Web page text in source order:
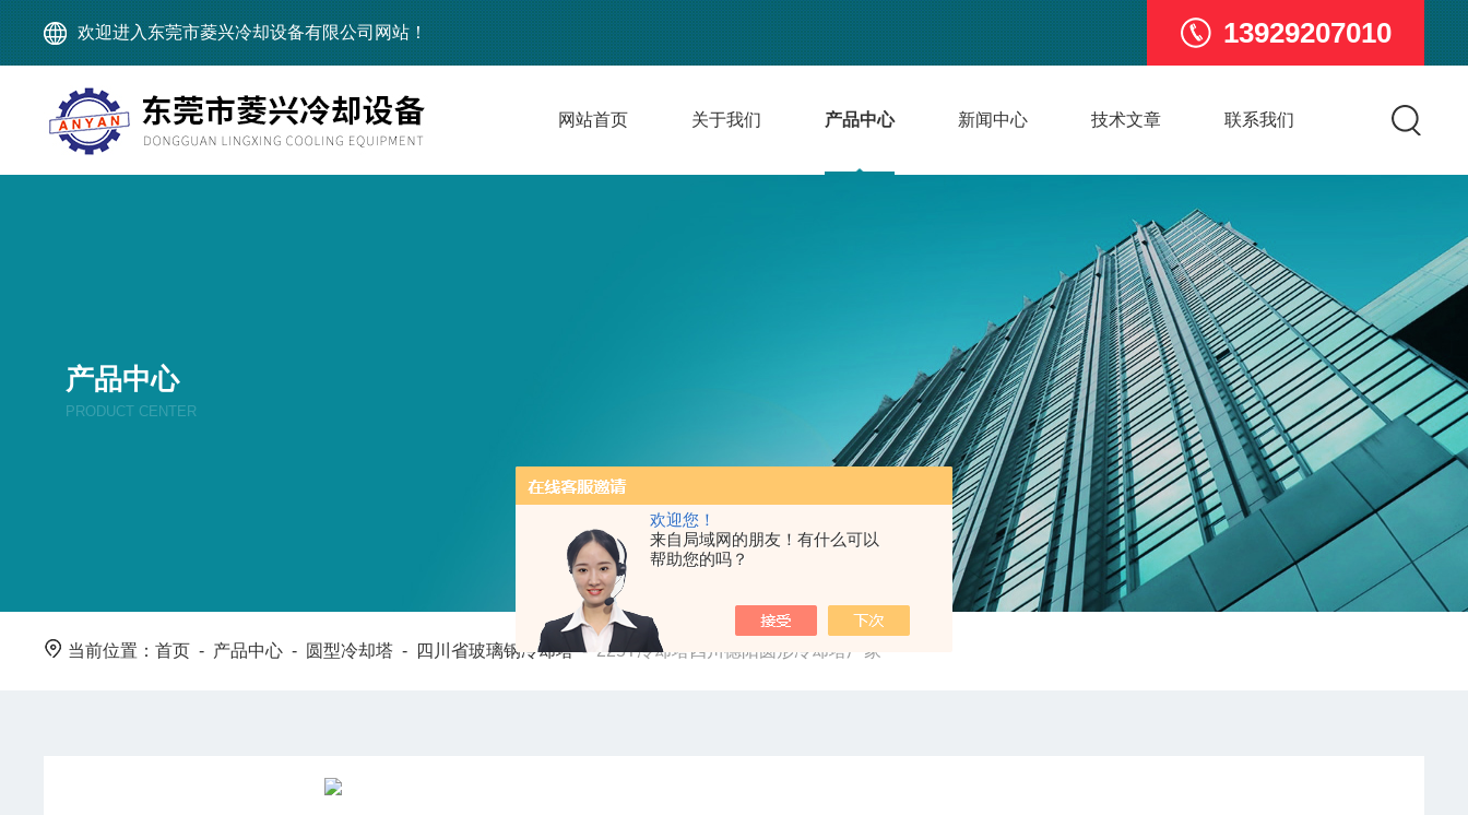
欢迎您！
来自局域网的朋友！有什么可以
帮助您的吗？
欢迎进入东莞市菱兴冷却设备有限公司网站！ 13929207010
网站首页 关于我们 产品中心 新闻中心 技术文章 联系我们
产品中心
PRODUCT CENTER
当前位置：首页 - 产品中心 - 圆型冷却塔 - 四川省玻璃钢冷却塔- 225T冷却塔四川德阳圆形冷却塔厂家